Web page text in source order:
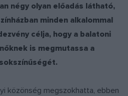
négy olyan előadás látható,
minden alkalommal
célja, hogy a balatoni
is megmutassa a
közönség megszokhatta, ebben